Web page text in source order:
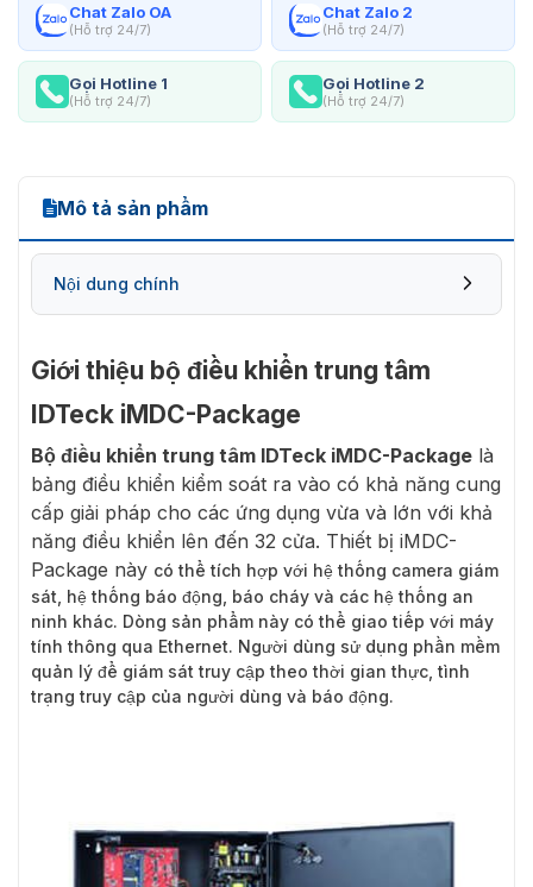
Chat Zalo OA
(Hỗ trợ 24/7)
Chat Zalo 2
(Hỗ trợ 24/7)
Gọi Hotline 1
(Hỗ trợ 24/7)
Gọi Hotline 2
(Hỗ trợ 24/7)
Mô tả sản phẩm
Nội dung chính
Giới thiệu bộ điều khiển trung tâm
IDTeck iMDC-Package
Bộ điều khiển trung tâm IDTeck iMDC-Package là
bảng điều khiển kiểm soát ra vào có khả năng cung
cấp giải pháp cho các ứng dụng vừa và lớn với khả
năng điều khiển lên đến 32 cửa. Thiết bị iMDC-
Package này có thể tích hợp với hệ thống camera giám
sát, hệ thống báo động, báo cháy và các hệ thống an
ninh khác. Dòng sản phẩm này có thể giao tiếp với máy
tính thông qua Ethernet. Người dùng sử dụng phần mềm
quản lý để giám sát truy cập theo thời gian thực, tình
trạng truy cập của người dùng và báo động.